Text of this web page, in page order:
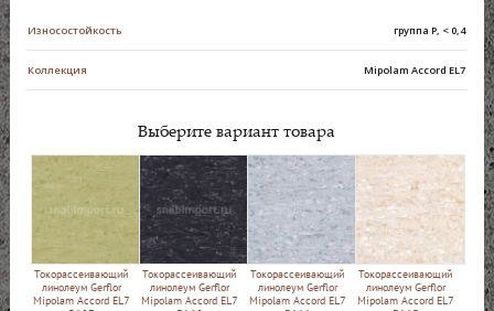
Износостойкость группа Р, < 0,4
Коллекция Mipolam Accord EL7
Выберите вариант товара
Токорассеивающий
линолеум Gerflor
Mipolam Accord EL7
Токорассеивающий
линолеум Gerflor
Mipolam Accord EL7
Токорассеивающий
линолеум Gerflor
Mipolam Accord EL7
Токорассеивающий
линолеум Gerflor
Mipolam Accord EL7